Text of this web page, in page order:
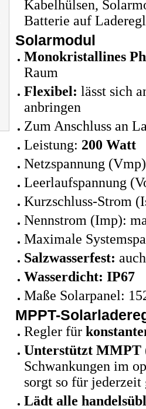
Kabelhülsen,
Batterie auf
Solarmodul
Monokristallines
Raum
Flexibel: lässt sich
anbringen
Zum Anschluss an
Leistung: 200 Watt
Netzspannung
Leerlaufspannung
Kurzschluss-Strom
Nennstrom (Imp):
Maximale
Salzwasserfest:
Wasserdicht: IP67
Maße Solarpanel:
MPPT-
Regler für
Unterstützt MMPT
Schwankungen im
sorgt so für
Lädt alle